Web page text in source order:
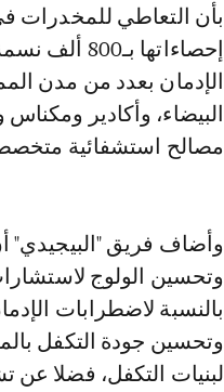
بأن التعاطي للمخدرات
الإدمان بعدد من مدن
مصالح استشفائية
وأضاف فريق "البيجيدي"
وتحسين الولوج
بالنسبة لاضطرابات
وتحسين جودة التكفل
لبنيات التكفل، فضلا عن